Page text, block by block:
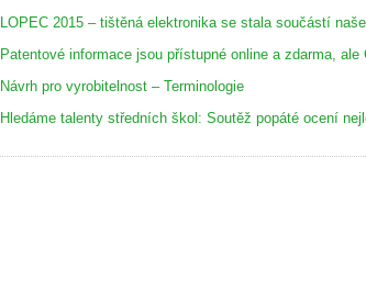
LOPEC 2015 – tištěná elektronika se stala součástí
Patentové informace jsou přístupné online a zdarma,
Návrh pro vyrobitelnost – Terminologie
Hledáme talenty středních škol: Soutěž popáté ocení